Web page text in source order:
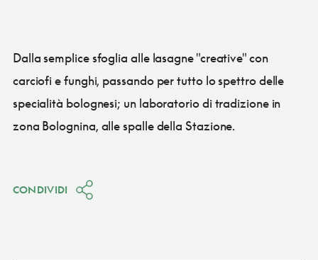
Dalla semplice sfoglia alle lasagne "creative" con
carciofi e funghi, passando per tutto lo spettro delle
specialità bolognesi; un laboratorio di tradizione in
zona Bolognina, alle spalle della Stazione.
CONDIVIDI